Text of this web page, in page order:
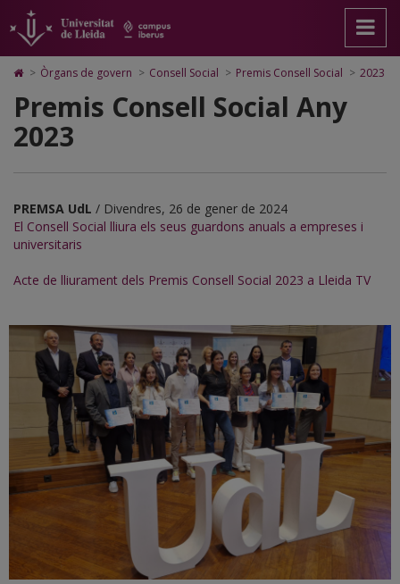
2023
pàgina
principal.
Universitat
Lleida
contingut
principal
pàgina
Mapa
Web.
Universitat
Lleida
Cerca
Accessibilitat.
Universitat
Lleida
Icono
Home
para
ir
a
página
inicio
> Òrgans de govern > Consell Social > Premis Consell Social > 2023
Premis Consell Social Any
2023
PREMSA UdL / Divendres, 26 de gener de 2024
El Consell Social lliura els seus guardons anuals a empreses i
universitaris
Acte de lliurament dels Premis Consell Social 2023 a Lleida TV